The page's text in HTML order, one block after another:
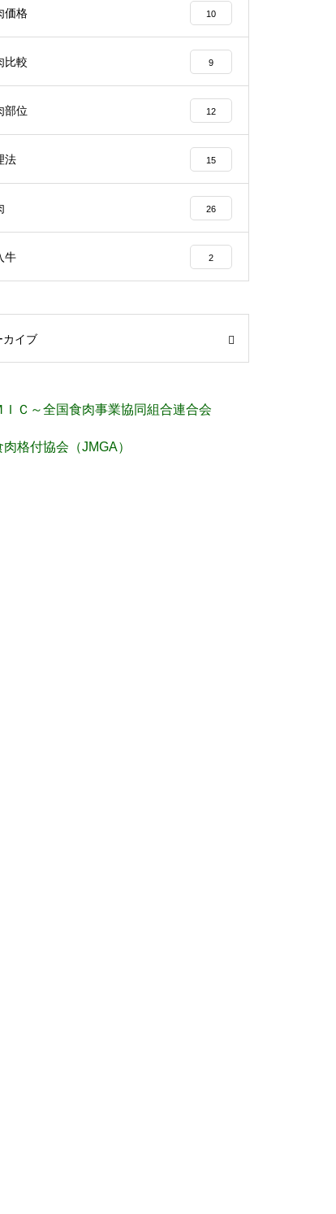
価格 10
比較 9
部位 12
法 15
26
牛 2
カイブ
ＩＣ～全国食肉事業協同組合連合会
肉格付協会（JMGA）